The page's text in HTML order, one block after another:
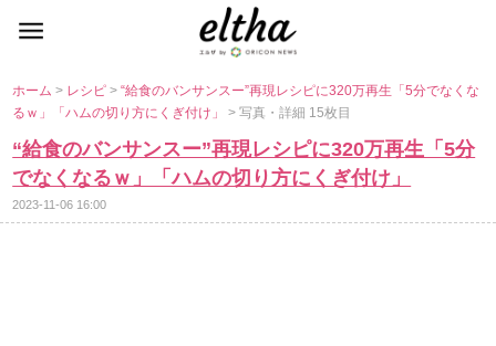
ホーム> レシピ>“給食のバンサンスー”再現レシピに320万再生「5分でなくな
るｗ」「ハムの切り方にくぎ付け」> 写真・詳細 15枚目
“給食のバンサンスー”再現レシピに320万再生「5分
でなくなるｗ」「ハムの切り方にくぎ付け」
2023-11-06 16:00